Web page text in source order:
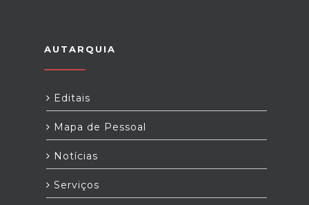
AUTARQUIA
Editais
Mapa de Pessoal
Notícias
Serviços